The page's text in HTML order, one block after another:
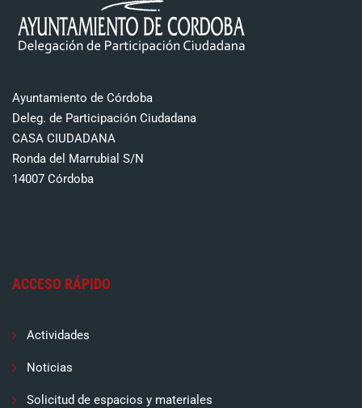
Ayuntamiento de Córdoba
Deleg. de Participación Ciudadana
CASA CIUDADANA
Ronda del Marrubial S/N
14007 Córdoba
ACCESO RÁPIDO
Actividades
Noticias
Solicitud de espacios y materiales